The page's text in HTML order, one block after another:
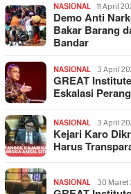
NASIONAL 11 April
Demo Anti
Bakar Barang
Bandar
NASIONAL 3 April
GREAT
Eskalasi
NASIONAL 3 April
Kejari Karo
Harus
NASIONAL 30 Maret